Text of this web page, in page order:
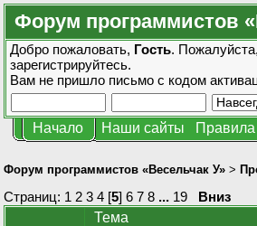
Форум программистов
Добро пожаловать, Гость. Пожалуйста,
зарегистрируйтесь.
Вам не пришло письмо с кодом
Начало Наши сайты Правила
Форум программистов «Весельчак У» >
Страниц: 1 2 3 4 [5] 6 7 8 ... 19
Вниз
Тема